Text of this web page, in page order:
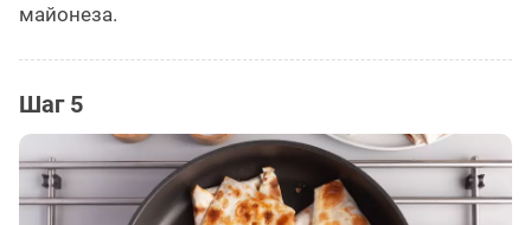
майонеза.
Шаг 5